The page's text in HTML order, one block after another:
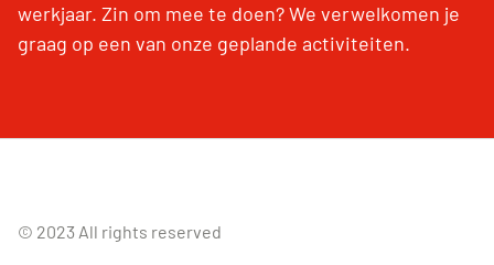
werkjaar. Zin om mee te doen? We verwelkomen je
graag op een van onze geplande activiteiten.
© 2023 All rights reserved